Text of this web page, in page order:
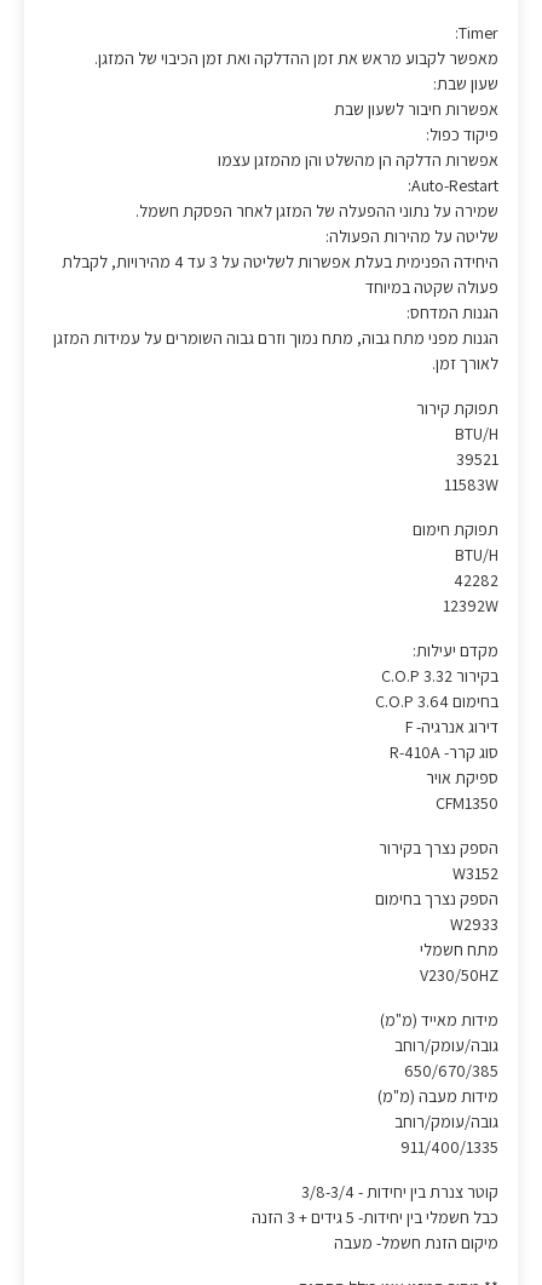
Timer:
מאפשר לקבוע מראש את זמן ההדלקה ואת זמן הכיבוי של המזגן.
שעון שבת:
אפשרות חיבור לשעון שבת
פיקוד כפול:
אפשרות הדלקה הן מהשלט והן מהמזגן עצמו
Auto-Restart:
שמירה על נתוני ההפעלה של המזגן לאחר הפסקת חשמל.
שליטה על מהירות הפעולה:
היחידה הפנימית בעלת אפשרות לשליטה על 3 עד 4 מהירויות, לקבלת
פעולה שקטה במיוחד
הגנות המדחס:
הגנות מפני מתח גבוה, מתח נמוך וזרם גבוה השומרים על עמידות המזגן
לאורך זמן.
תפוקת קירור
BTU/H
39521
11583W
תפוקת חימום
BTU/H
42282
12392W
מקדם יעילות:
בקירור C.O.P 3.32
בחימום C.O.P 3.64
דירוג אנרגיה- F
סוג קרר- R-410A
ספיקת אויר
CFM1350
הספק נצרך בקירור
W3152
הספק נצרך בחימום
W2933
מתח חשמלי
V230/50HZ
מידות מאייד (מ"מ)
גובה/עומק/רוחב
650/670/385
מידות מעבה (מ"מ)
גובה/עומק/רוחב
911/400/1335
קוטר צנרת בין יחידות - 3/8-3/4
כבל חשמלי בין יחידות- 5 גידים + 3 הזנה
מיקום הזנת חשמל- מעבה